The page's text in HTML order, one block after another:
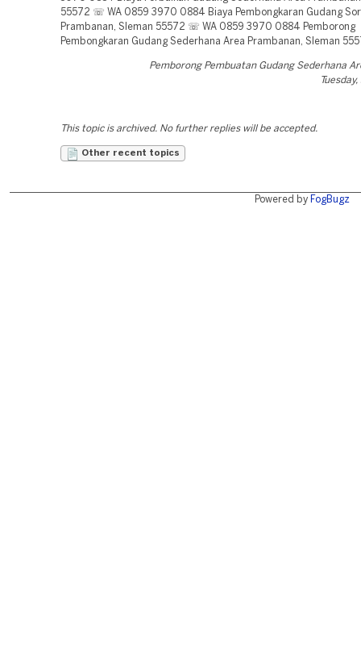
55572 ☏ WA 0859 3970 0884 Biaya Pembongkaran Gudang
Prambanan, Sleman 55572 ☏ WA 0859 3970 0884 Pemborong
Pembongkaran Gudang Sederhana Area Prambanan, Sleman
Pemborong Pembuatan Gudang Sederhana
This topic is archived. No further replies will be accepted.
Other recent topics
Powered by FogBugz